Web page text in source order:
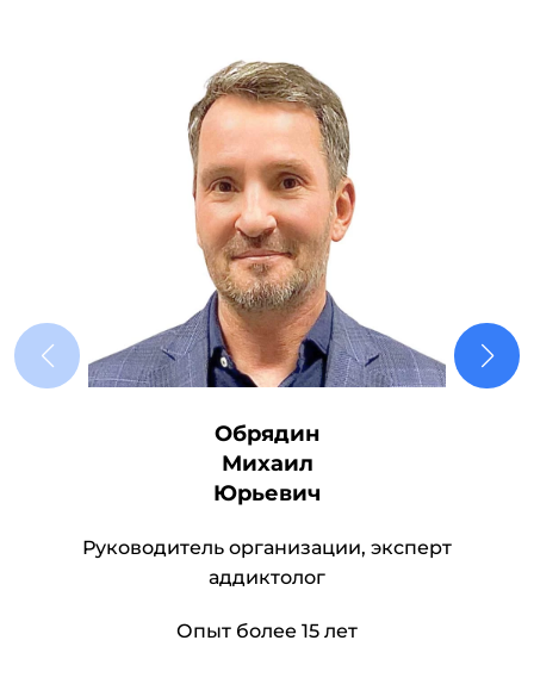
Обрядин
Михаил
Юрьевич
Руководитель организации, эксперт
аддиктолог
Опыт более 15 лет